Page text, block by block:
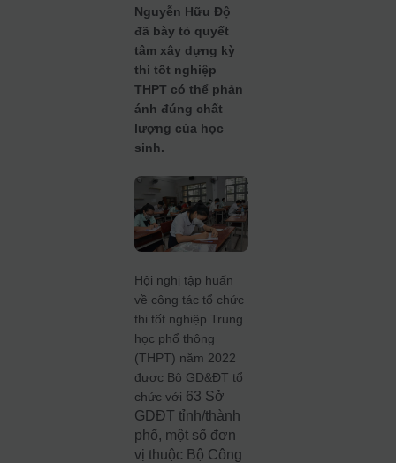
Nguyễn Hữu Độ
đã bày tỏ quyết
tâm xây dựng kỳ
thi tốt nghiệp
THPT có thể phản
ánh đúng chất
lượng của học
sinh.
Hội nghị tập huấn
về công tác tổ chức
thi tốt nghiệp Trung
học phổ thông
(THPT) năm 2022
được Bộ GD&ĐT tổ
chức với 63 Sở
GDĐT tỉnh/thành
phố, một số đơn
vị thuộc Bộ Công